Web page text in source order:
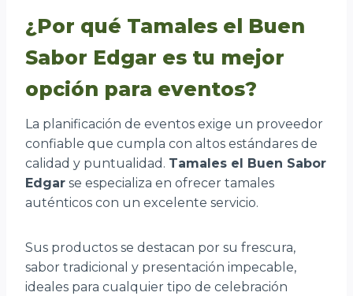
¿Por qué Tamales el Buen
Sabor Edgar es tu mejor
opción para eventos?
La planificación de eventos exige un proveedor
confiable que cumpla con altos estándares de
calidad y puntualidad. Tamales el Buen Sabor
Edgar se especializa en ofrecer tamales
auténticos con un excelente servicio.
Sus productos se destacan por su frescura,
sabor tradicional y presentación impecable,
ideales para cualquier tipo de celebración